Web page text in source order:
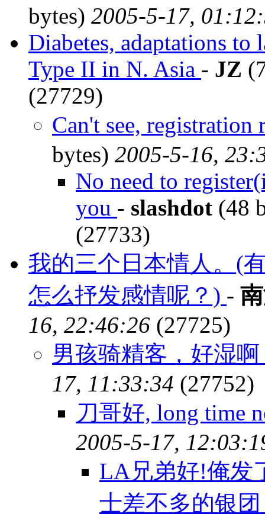
bytes) 2005-5-17,
Diabetes, adaptations to
Type II in N. Asia - JZ
(27729)
Can't see,
bytes) 2005-5-16,
No need to
you - slashdot (48
(27733)
我的三个日本情人。(
怎么抒发感情呢？) -
16, 22:46:26 (27725)
男孩骑精客，好湿
17, 11:33:34 (27752)
刀哥好, long time
2005-5-17,
LA兄弟好!俺发
士差不多的银